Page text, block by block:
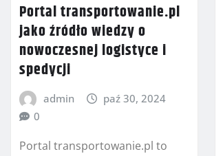
Portal transportowanie.pl
jako źródło wiedzy o
nowoczesnej logistyce i
spedycji
admin
paź 30, 2024
0
Portal transportowanie.pl to